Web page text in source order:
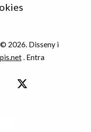
2026. Disseny i
. Entra